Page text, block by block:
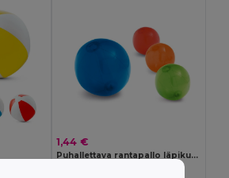
1,44 €
Puhallettava rantapallo läpikuultavasta PVC:stä